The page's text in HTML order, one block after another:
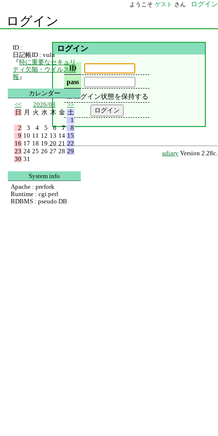
ようこそ ゲスト さん ログイン
ログイン
ログイン
ID
pass
ログイン状態を保持する
adiary Version 2.28c.
ID :
日記帳ID : vuln
『特に重要なセキュリ
ティ欠陥・ウイルス情
報 』
カレンダー
<<
2026/08
>>
日
月 火 水 木 金 土
1
2
3 4 5 6 7
8
9 10 11 12 13 14 15
16 17 18 19 20 21 22
23 24 25 26 27 28 29
30 31
System info
Apache : prefork
Runtime : cgi perl
RDBMS : pseudo DB